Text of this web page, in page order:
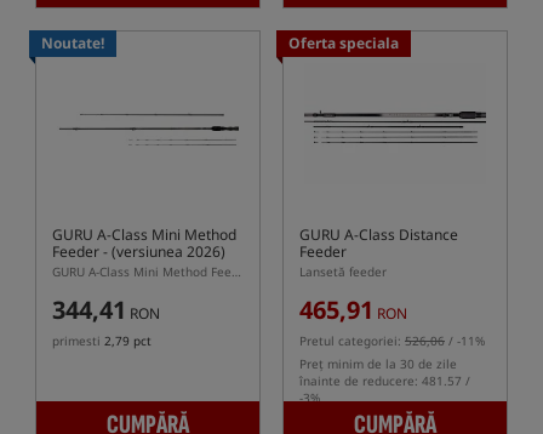
Noutate!
GURU A-Class Mini Method
Feeder- (versiunea 2026)
GURU A-Class Mini Method Feeder – lansetă scurtă pentru Feeder Bomb
344,41 RON
primesti 2,79 pct
CUMPĂRĂ
Oferta speciala
GURU A-Class Distance
Feeder
Lansetă feeder
465,91 RON
Pretul categoriei: 526,06 / -11%
Preț minim de la 30 de zile
înainte de reducere: 481.57 /
-3%
CUMPĂRĂ